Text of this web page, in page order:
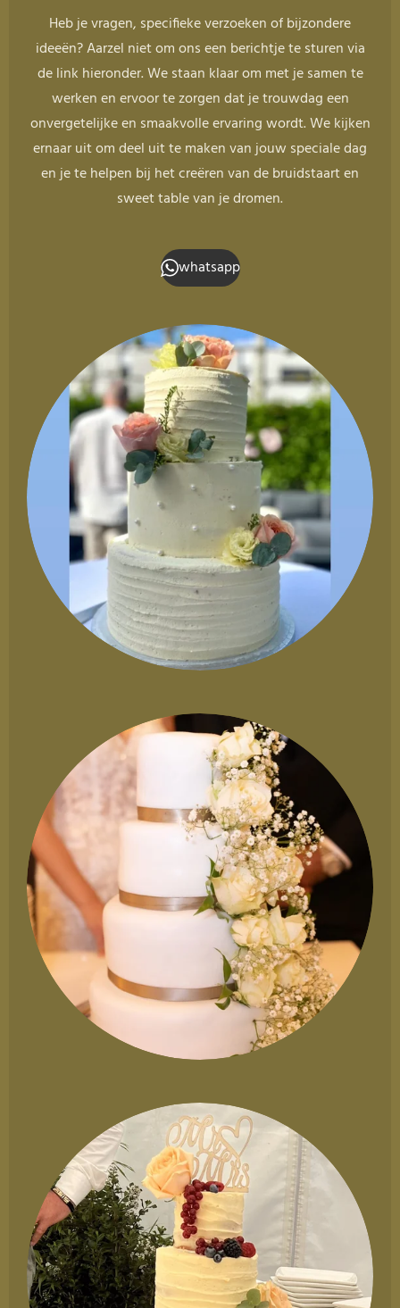
Heb je vragen, specifieke verzoeken of bijzondere
ideeën? Aarzel niet om ons een berichtje te sturen via
de link hieronder. We staan klaar om met je samen te
werken en ervoor te zorgen dat je trouwdag een
onvergetelijke en smaakvolle ervaring wordt. We kijken
ernaar uit om deel uit te maken van jouw speciale dag
en je te helpen bij het creëren van de bruidstaart en
sweet table van je dromen.
whatsapp